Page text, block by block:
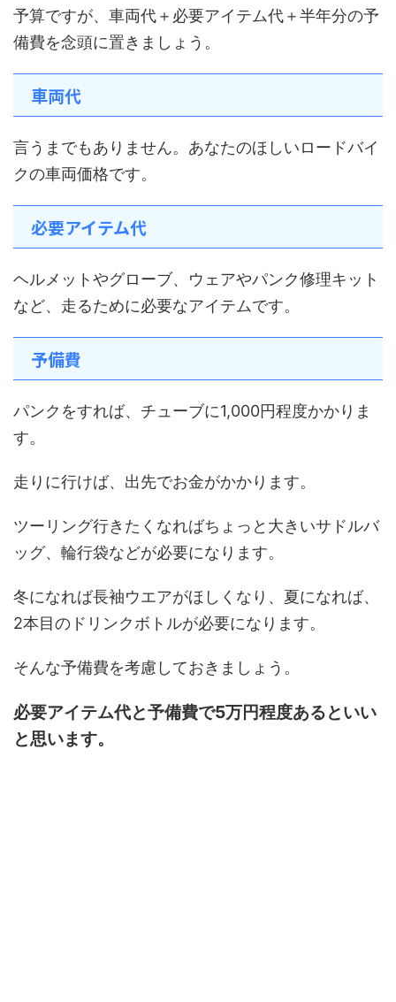
予算ですが、車両代＋必要アイテム代＋半年分の予
備費を念頭に置きましょう。
車両代
言うまでもありません。あなたのほしいロードバイ
クの車両価格です。
必要アイテム代
ヘルメットやグローブ、ウェアやパンク修理キット
など、走るために必要なアイテムです。
予備費
パンクをすれば、チューブに1,000円程度かかりま
す。
走りに行けば、出先でお金がかかります。
ツーリング行きたくなればちょっと大きいサドルバ
ッグ、輪行袋などが必要になります。
冬になれば長袖ウエアがほしくなり、夏になれば、
2本目のドリンクボトルが必要になります。
そんな予備費を考慮しておきましょう。
必要アイテム代と予備費で5万円程度あるといい
と思います。